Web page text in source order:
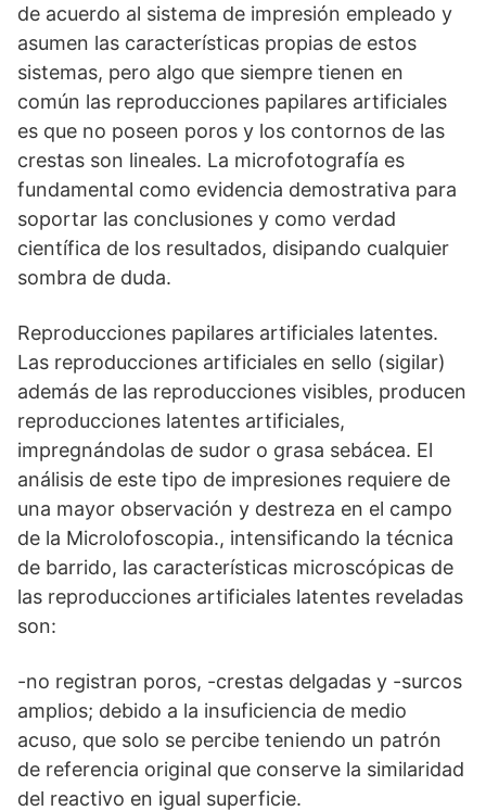
de acuerdo al sistema de impresión empleado y
asumen las características propias de estos
sistemas, pero algo que siempre tienen en
común las reproducciones papilares artificiales
es que no poseen poros y los contornos de las
crestas son lineales. La microfotografía es
fundamental como evidencia demostrativa para
soportar las conclusiones y como verdad
científica de los resultados, disipando cualquier
sombra de duda.
Reproducciones papilares artificiales latentes.
Las reproducciones artificiales en sello (sigilar)
además de las reproducciones visibles, producen
reproducciones latentes artificiales,
impregnándolas de sudor o grasa sebácea. El
análisis de este tipo de impresiones requiere de
una mayor observación y destreza en el campo
de la Microlofoscopia., intensificando la técnica
de barrido, las características microscópicas de
las reproducciones artificiales latentes reveladas
son:
-no registran poros, -crestas delgadas y -surcos
amplios; debido a la insuficiencia de medio
acuso, que solo se percibe teniendo un patrón
de referencia original que conserve la similaridad
del reactivo en igual superficie.